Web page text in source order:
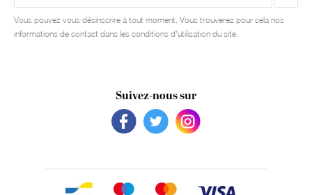
Vous pouvez vous désinscrire à tout moment. Vous trouverez pour cela nos
informations de contact dans les conditions d'utilisation du site.
Suivez-nous sur